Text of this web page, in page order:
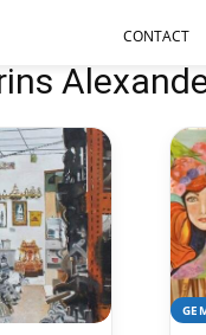
CONTACT